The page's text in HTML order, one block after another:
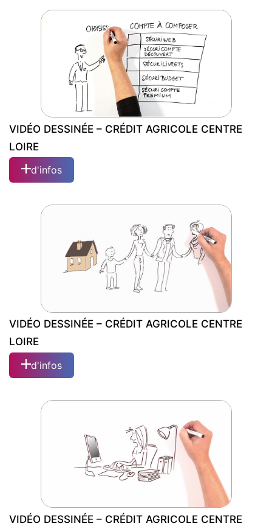
VIDÉO DESSINÉE – CRCI CENTRE VAL
CENTRE LOIRE
VIDÉO DESSINÉE – CRÉDIT AGRICOLE CENTRE
LOIRE
d'infos
CENTRE LOIRE
VIDÉO DESSINÉE – CRÉDIT AGRICOLE CENTRE
LOIRE
d'infos
VIDÉO DESSINÉE – CRÉDIT AGRICOLE CENTRE